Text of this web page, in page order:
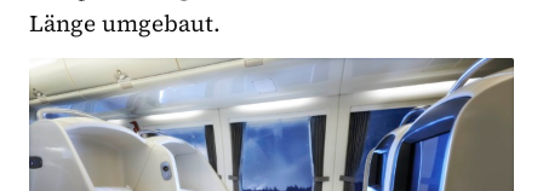
Länge umgebaut.